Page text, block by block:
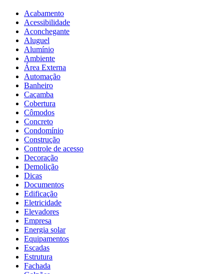
Acabamento
Acessibilidade
Aconchegante
Aluguel
Alumínio
Ambiente
Área Externa
Automação
Banheiro
Caçamba
Cobertura
Cômodos
Concreto
Condomínio
Construção
Controle de acesso
Decoração
Demolição
Dicas
Documentos
Edificação
Eletricidade
Elevadores
Empresa
Energia solar
Equipamentos
Escadas
Estrutura
Fachada